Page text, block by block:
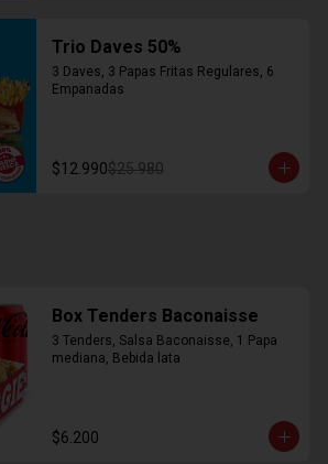
Trio Daves 50%
3 Daves, 3 Papas Fritas Regulares, 6
Empanadas
$12.990$25.980
Box Tenders Baconaisse
3 Tenders, Salsa Baconaisse, 1 Papa
mediana, Bebida lata
$6.200